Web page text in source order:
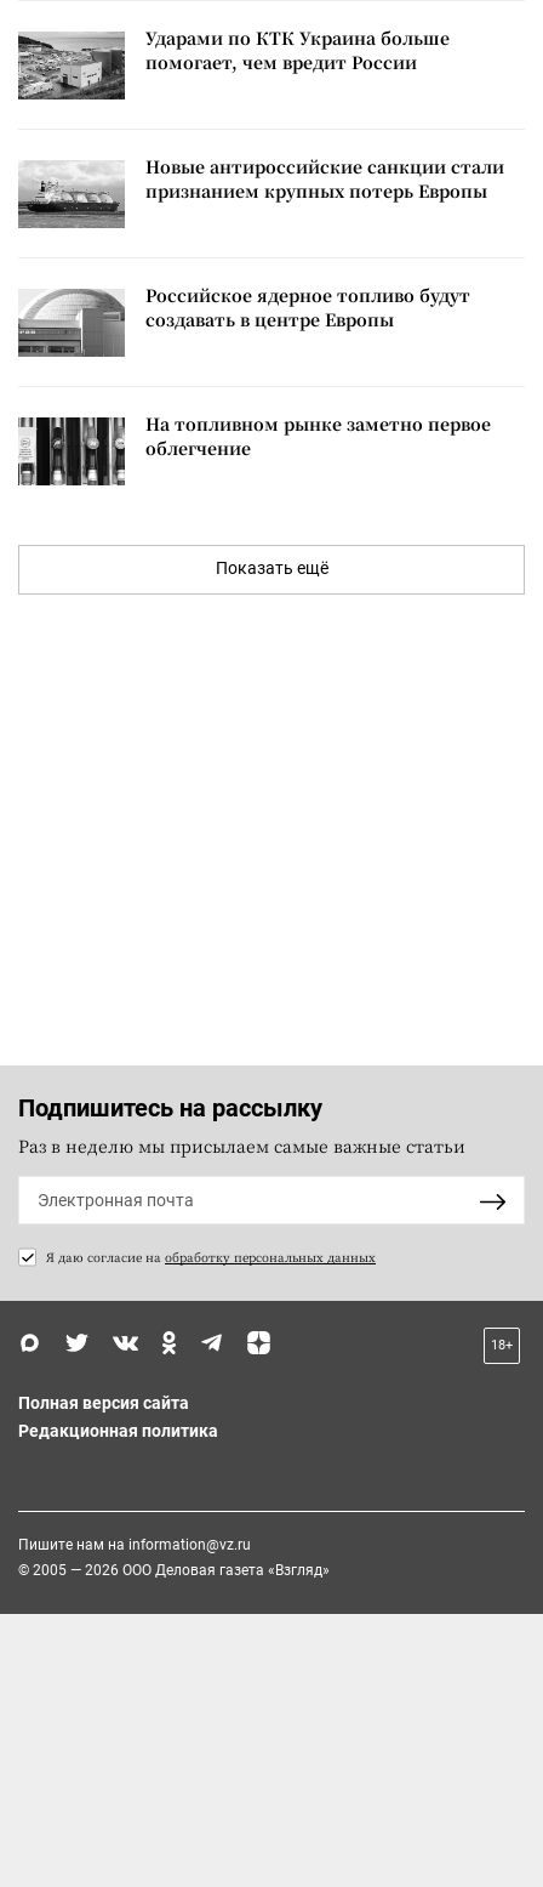
Ударами по КТК Украина больше
помогает, чем вредит России
Новые антироссийские санкции стали
признанием крупных потерь Европы
Российское ядерное топливо будут
создавать в центре Европы
На топливном рынке заметно первое
облегчение
Показать ещё
Подпишитесь на рассылку
Раз в неделю мы присылаем самые важные статьи
Я даю согласие на обработку персональных данных
18+
Полная версия сайта
Редакционная политика
Пишите нам на information@vz.ru
© 2005 — 2026 ООО Деловая газета «Взгляд»